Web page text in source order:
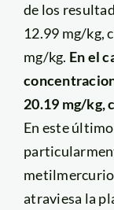
de los
12.99 mg/kg,
mg/kg. En el
20.19 mg/kg,
En este
atraviesa la